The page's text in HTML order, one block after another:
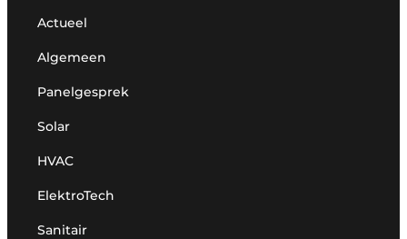
Actueel
Algemeen
Panelgesprek
Solar
HVAC
ElektroTech
Sanitair